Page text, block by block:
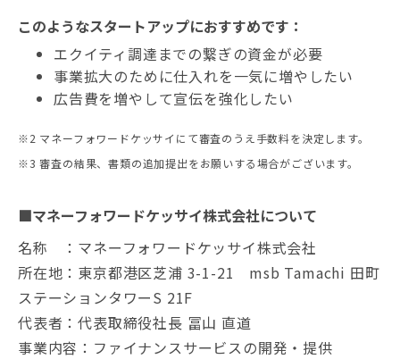
このようなスタートアップにおすすめです：
エクイティ調達までの繋ぎの資金が必要
事業拡大のために仕入れを一気に増やしたい
広告費を増やして宣伝を強化したい
※2 マネーフォワードケッサイにて審査のうえ手数料を決定します。
※3 審査の結果、書類の追加提出をお願いする場合がございます。
■マネーフォワードケッサイ株式会社について
名称 ：マネーフォワードケッサイ株式会社
所在地：東京都港区芝浦 3-1-21 msb Tamachi 田町
ステーションタワーS 21F
代表者：代表取締役社長 冨山 直道
事業内容：ファイナンスサービスの開発・提供